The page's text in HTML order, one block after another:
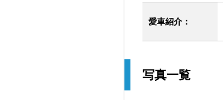
愛車紹介：
写真一覧